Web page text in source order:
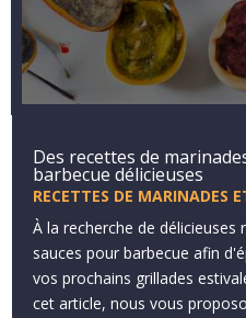
Des recettes de
barbecue délicieuses
RECETTES DE MARINADES
À la recherche de
sauces pour barbecue afin
vos prochains grillades
cet article, nous vous